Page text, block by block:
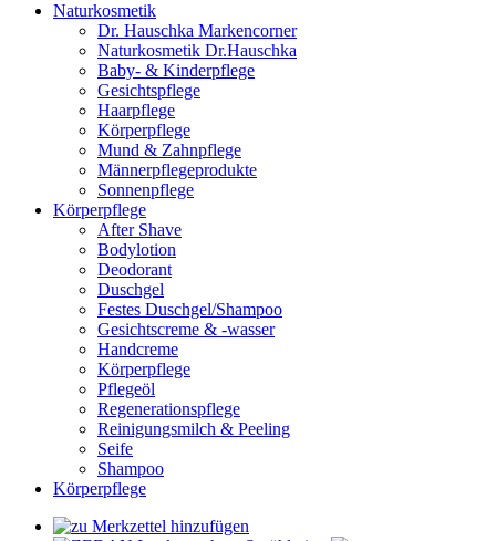
Naturkosmetik
Dr. Hauschka Markencorner
Naturkosmetik Dr.Hauschka
Baby- & Kinderpflege
Gesichtspflege
Haarpflege
Körperpflege
Mund & Zahnpflege
Männerpflegeprodukte
Sonnenpflege
Körperpflege
After Shave
Bodylotion
Deodorant
Duschgel
Festes Duschgel/Shampoo
Gesichtscreme & -wasser
Handcreme
Körperpflege
Pflegeöl
Regenerationspflege
Reinigungsmilch & Peeling
Seife
Shampoo
Körperpflege